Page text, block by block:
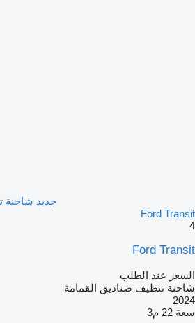
جديد شاحنة
Ford Transit
4
Ford Transit
السعر عند الطلب
شاحنة تنظيف صناديق القمامة
2024
سعة 22 م3